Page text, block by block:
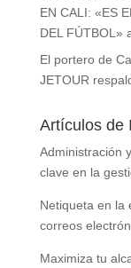
EN CALI: «ES
DEL FÚTBOL»
El portero de
JETOUR
Artículos de
Administración
clave en la
Netiqueta en la
correos
Maximiza tu